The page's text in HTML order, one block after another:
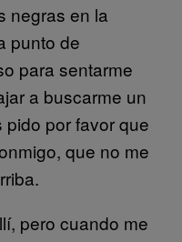
negras en la
punto de
para sentarme
a buscarme un
por favor que
que no me
pero cuando me